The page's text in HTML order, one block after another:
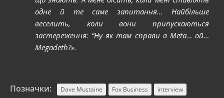
одне й те саме запитання… Найбільше
веселить, коли вони припускаються
застереження: “Ну як там справи в Meta… ой…
Megadeth?».
Позначки: Dave Mustaine Fox Business
interview